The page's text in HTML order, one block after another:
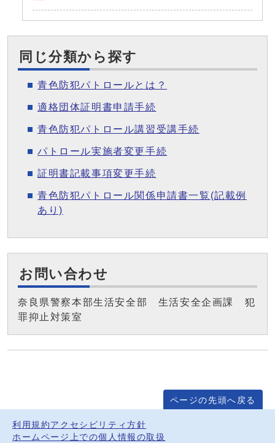
同じ分類から探す
青色防犯パトロールとは？
適格団体証明書申請手続
青色防犯パトロール講習受講手続
パトロール実施者変更手続
証明書記載事項変更手続
青色防犯パトロール関係申請書一覧(記載例
あり)
お問い合わせ
奈良県警察本部生活安全部 生活安全企画課 犯
罪抑止対策室
ページの先頭へ戻る
利用規約 アクセシビリティ方針
ホームページ上での個人情報の取扱